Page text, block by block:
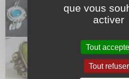
Apatite
Aventurine
que vous
activer
Tout
Tout refuser